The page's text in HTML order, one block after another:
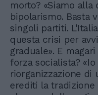
morto? «Siamo
bipolarismo. Basta
singoli partiti.
questa crisi per
graduale». E
forza socialista?
riorganizzazione
erediti la tradizione